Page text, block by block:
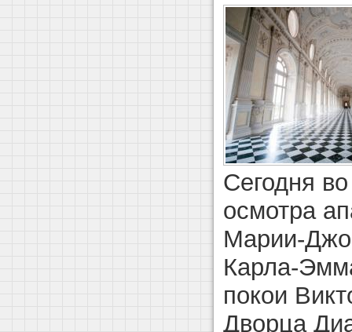
Сегодня
осмотра
Марии-
Карла-
покои
Дворца